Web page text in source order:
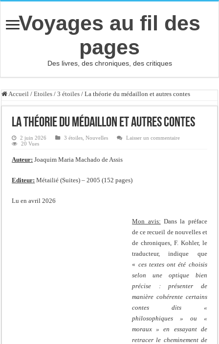
Voyages au fil des
pages
Des livres, des chroniques, des critiques
Accueil / Etoiles / 3 étoiles / La théorie du médaillon et autres contes
La théorie du médaillon et autres contes
2 juin 2026 3 étoiles ,Nouvelles
Laisser un commentaire
20 Vues
Auteur: Joaquim Maria Machado de Assis
Editeur: Métailié (Suites) – 2005 (152 pages)
Lu en avril 2026
Mon avis: Dans la préface
de ce recueil de nouvelles et
de chroniques, F. Kohler, le
traducteur, indique que
« ces textes ont été choisis
selon une optique bien
précise : présenter de
manière cohérente certains
contes dits «
philosophiques » ou «
moraux » en essayant de
retracer le cheminement de